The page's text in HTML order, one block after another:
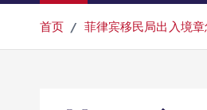
首页 菲律宾移民局出入境